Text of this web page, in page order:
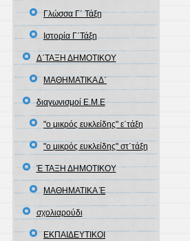
Γλώσσα Γ΄ Τάξη
Ιστορία Γ΄Τάξη
Δ΄ΤΑΞΗ ΔΗΜΟΤΙΚΟΥ
ΜΑΘΗΜΑΤΙΚΑ Δ΄
διαγωνισμοί Ε.Μ.Ε
"ο μικρός ευκλείδης" ε΄τάξη
"ο μικρός ευκλείδης" στ΄τάξη
Έ ΤΑΞΗ ΔΗΜΟΤΙΚΟΥ
ΜΑΘΗΜΑΤΙΚΑ Έ
σχολιαρούδι
ΕΚΠΑΙΔΕΥΤΙΚΟΙ